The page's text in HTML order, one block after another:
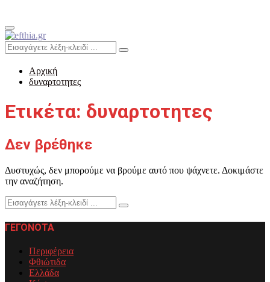
Primary
Menu
Search
for:
Search
Αρχική
δυναρτοτητες
Ετικέτα: δυναρτοτητες
Δεν βρέθηκε
Δυστυχώς, δεν μπορούμε να βρούμε αυτό που ψάχνετε. Δοκιμάστε
την αναζήτηση.
Search
for:
Search
ΓΕΓΟΝΟΤΑ
Περιφέρεια
Φθιώτιδα
Ελλάδα